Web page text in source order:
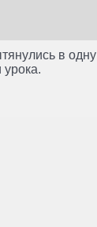
в
урока.